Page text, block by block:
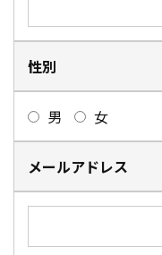
性別
男 女
メールアドレス